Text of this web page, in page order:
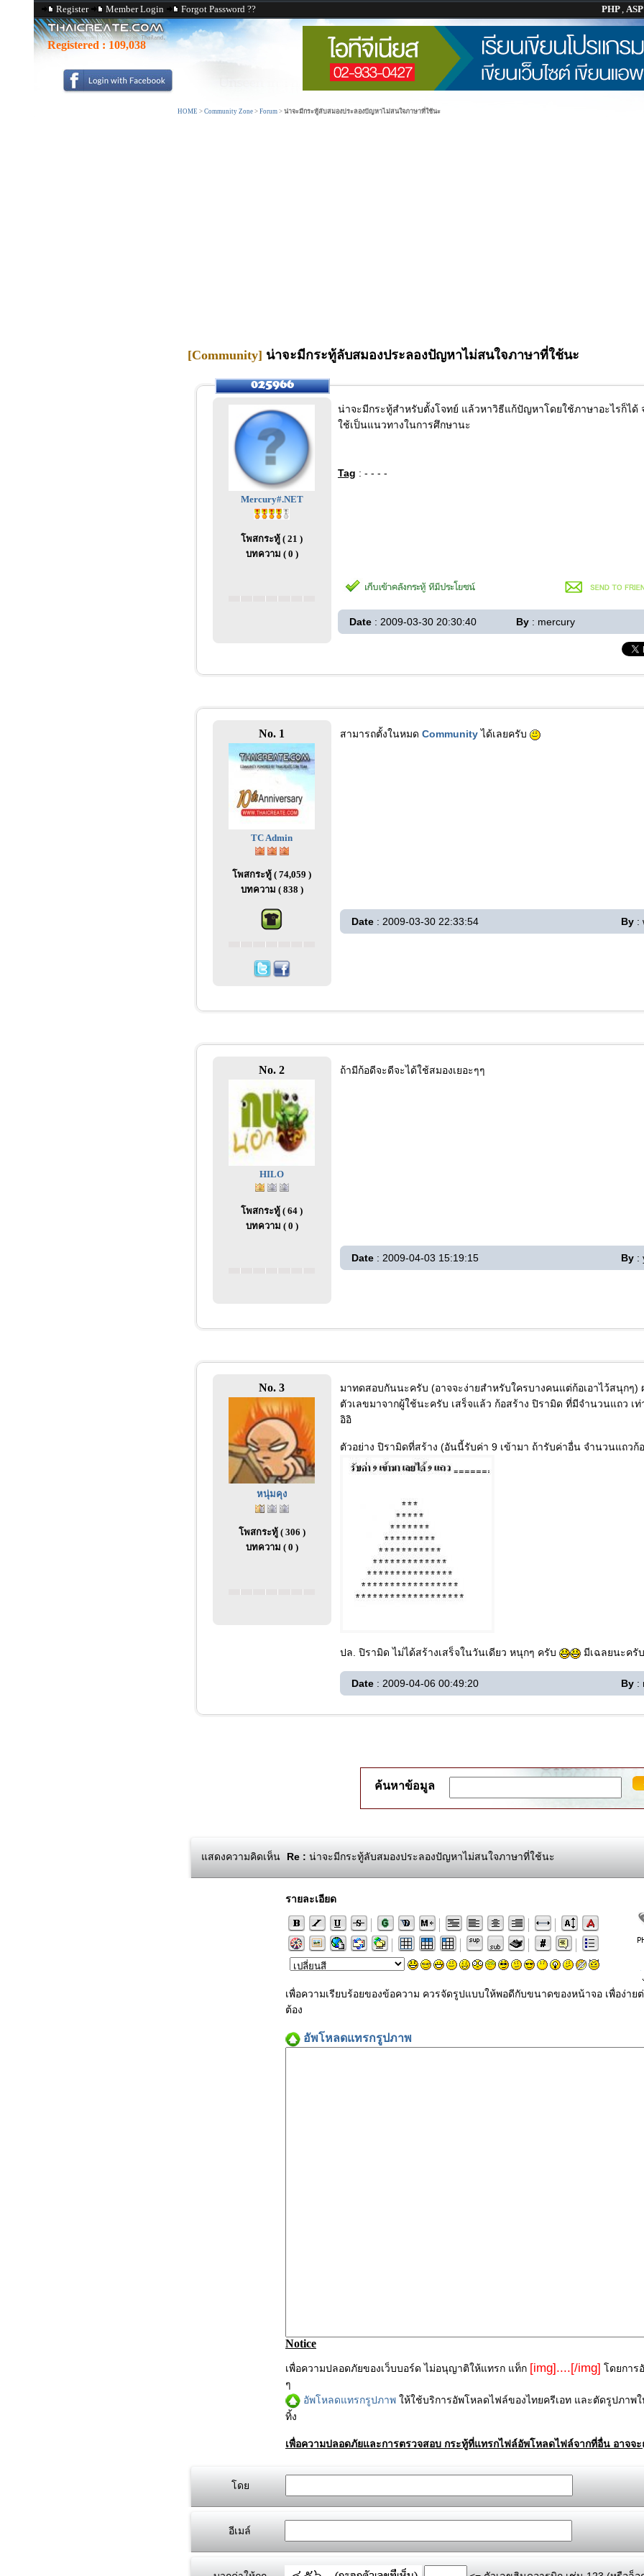
Register Member Login Forgot Password ?? PHP, ASP
Registered : 109,038
HOME > Community Zone > Forum > น่าจะมีกระทู้ลับสมองประลองปัญหาไม่สนใจภาษาที่ใช้นะ
[Community] น่าจะมีกระทู้ลับสมองประลองปัญหาไม่สนใจภาษาที่ใช้นะ
Mercury#.NET
โพสกระทู้ ( 21 )
บทความ ( 0 )
น่าจะมีกระทู้สำหรับตั้งโจทย์ แล้วหาวิธีแก้ปัญหาโดยใช้ภาษาอะไรก็ไ
ใช้เป็นแนวทางในการศึกษานะ
Tag : - - - -
Date : 2009-03-30 20:30:40 By : mercury
No. 1
TC Admin
โพสกระทู้ ( 74,059 )
บทความ ( 838 )
สามารถตั้งในหมด Communityได้เลยครับ
Date : 2009-03-30 22:33:54 By :
No. 2
HILO
โพสกระทู้ ( 64 )
บทความ ( 0 )
ถ้ามีก้อดีจะดีจะได้ใช้สมองเยอะๆๆ
Date : 2009-04-03 15:19:15 By :
No. 3
หนุ่มคุง
โพสกระทู้ ( 306 )
บทความ ( 0 )
มาทดสอบกันนะครับ (อาจจะง่ายสำหรับใครบางคนแต่ก้อเอาไว้สนุกๆ)
ตัวเลขมาจากผู้ใช้นะครับ เสร็จแล้ว ก้อสร้าง ปิรามิด ที่มีจำนวนแถว เ
อิอิ
ตัวอย่าง ปิรามิดที่สร้าง (อันนี้รับค่า 9 เข้ามา ถ้ารับค่าอื่น จำนวนแถวก้
ปล. ปิรามิด ไม่ได้สร้างเสร็จในวันเดียว หนุกๆ ครับ มีเฉลยนะครั
Date : 2009-04-06 00:49:20 By :
ค้นหาข้อมูล
แสดงความคิดเห็น Re : น่าจะมีกระทู้ลับสมองประลองปัญหาไม่สนใจภาษาที่ใช้นะ
รายละเอียด
เพื่อความเรียบร้อยของข้อความ ควรจัดรูปแบบให้พอดีกับขนาดของหน้าจอ เพื่อง่า
ต้อง
อัพโหลดแทรกรูปภาพ
Notice
เพื่อความปลอดภัยของเว็บบอร์ด ไม่อนุญาติให้แทรก แท็ก [img]....[/img] โดยการ
ๆ
อัพโหลดแทรกรูปภาพ ให้ใช้บริการอัพโหลดไฟล์ของไทยครีเอท และตัดรูปภาพ
ทิ้ง
เพื่อความปลอดภัยและการตรวจสอบ กระทู้ที่แทรกไฟล์อัพโหลดไฟล์จากที่อื่น อาจจ
โดย
อีเมล์